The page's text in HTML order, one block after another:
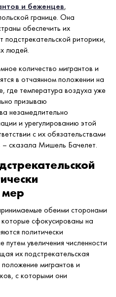
и беженцев,
границе. Она
обеспечить их
подстрекательской риторики,
людей.
количество мигрантов и
в отчаянном положении на
где температура воздуха уже
призываю
незамедлительно
и урегулированию этой
с их обязательствами
сказала Мишель Бачелет.
обеими сторонами
сфокусированы на
политически
увеличения численности
их подстрекательская
мигрантов и
с которыми они